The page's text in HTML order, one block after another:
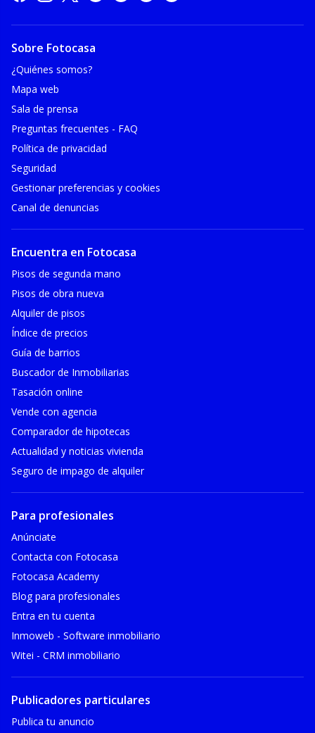
Sobre Fotocasa
¿Quiénes somos?
Mapa web
Sala de prensa
Preguntas frecuentes - FAQ
Política de privacidad
Seguridad
Gestionar preferencias y cookies
Canal de denuncias
Encuentra en Fotocasa
Pisos de segunda mano
Pisos de obra nueva
Alquiler de pisos
Índice de precios
Guía de barrios
Buscador de Inmobiliarias
Tasación online
Vende con agencia
Comparador de hipotecas
Actualidad y noticias vivienda
Seguro de impago de alquiler
Para profesionales
Anúnciate
Contacta con Fotocasa
Fotocasa Academy
Blog para profesionales
Entra en tu cuenta
Inmoweb - Software inmobiliario
Witei - CRM inmobiliario
Publicadores particulares
Publica tu anuncio